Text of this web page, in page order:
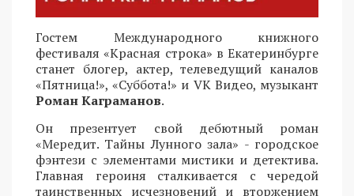
Гостем Международного книжного
фестиваля «Красная строка» в Екатеринбурге
станет блогер, актер, телеведущий каналов
«Пятница!», «Суббота!» и VK Видео, музыкант
Роман Каграманов.
Он презентует свой дебютный роман
«Мередит. Тайны Лунного зала» - городское
фэнтези с элементами мистики и детектива.
Главная героиня сталкивается с чередой
таинственных исчезновений и вторжением